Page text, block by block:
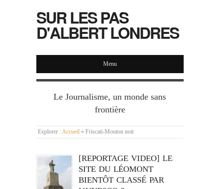
SUR LES PAS
D'ALBERT LONDRES
Menu
Le Journalisme, un monde sans
frontière
Explorer : Accueil » Friscati-Mouton noir
[REPORTAGE VIDEO] LE
SITE DU LÉOMONT
BIENTÔT CLASSÉ PAR